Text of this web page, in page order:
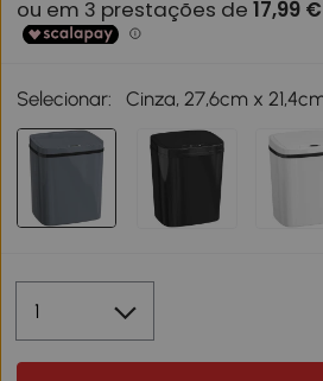
Selecionar: Cinza, 27,6cm x